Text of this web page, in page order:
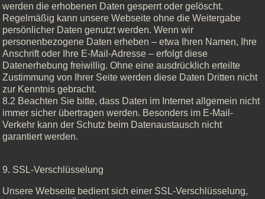
werden die erhobenen Daten gesperrt oder gelöscht.
Regelmäßig kann unsere Webseite ohne die Weitergabe
persönlicher Daten genutzt werden. Wenn wir
personenbezogene Daten erheben – etwa Ihren Namen, Ihre
Anschrift oder Ihre E-Mail-Adresse – erfolgt diese
Datenerhebung freiwillig. Ohne eine ausdrücklich erteilte
Zustimmung von Ihrer Seite werden diese Daten Dritten nicht
zur Kenntnis gebracht.
8.2 Beachten Sie bitte, dass Daten im Internet allgemein nicht
immer sicher übertragen werden. Besonders im E-Mail-
Verkehr kann der Schutz beim Datenaustausch nicht
garantiert werden.
9. SSL-Verschlüsselung
Unsere Webseite bedient sich einer SSL-Verschlüsselung,